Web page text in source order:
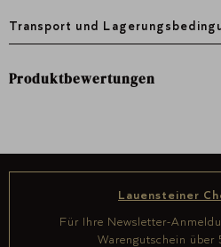
Transport und
Produktbewertungen
Lauensteiner
Für Ihre Newsletter-
Warengutschein über